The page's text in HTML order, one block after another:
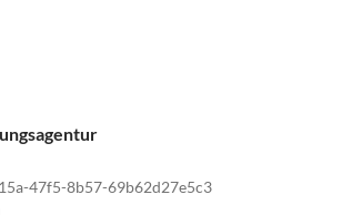
47f5-8b57-69b62d27e5c3